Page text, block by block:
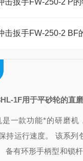
击扳手FW-250-2 P的
击扳手FW-250-2 BF
1F用于平砂轮的直
是一款功能*的研磨机
持运行速度。 该系列
备有环形手柄型和锁